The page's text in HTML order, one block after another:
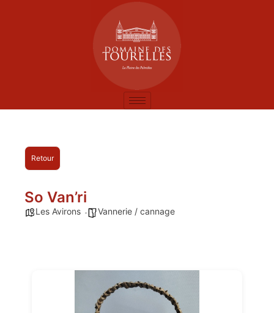
Retour
So Van’ri
Les Avirons Vannerie / cannage